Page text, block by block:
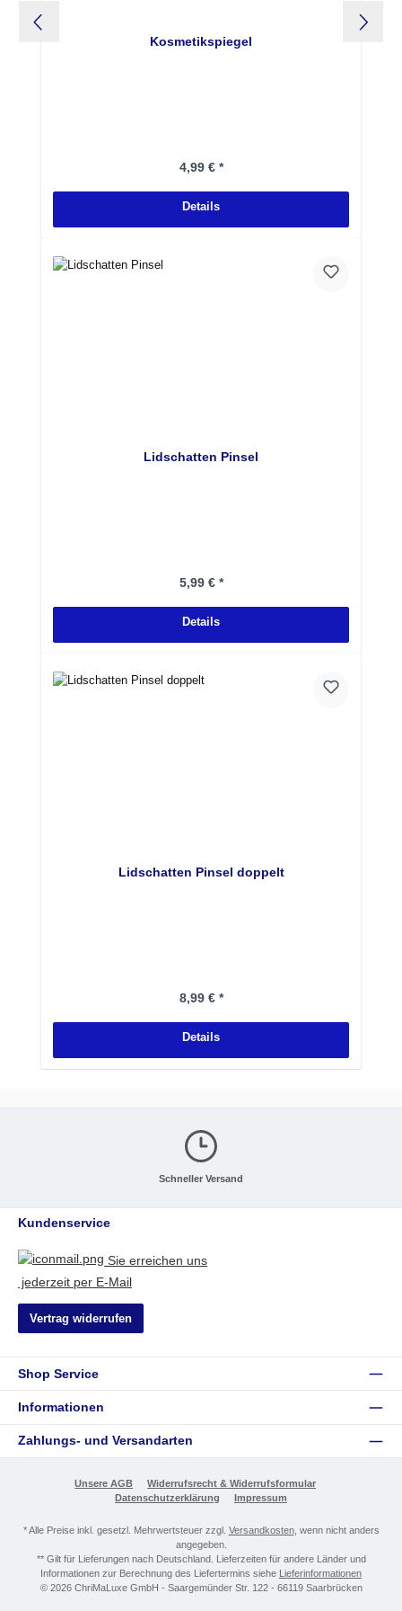
Kosmetikspiegel
Regulärer Preis:
4,99 € *
Details
Lidschatten Pinsel
Regulärer Preis:
5,99 € *
Details
Lidschatten Pinsel doppelt
Regulärer Preis:
8,99 € *
Details
Schneller Versand
Kundenservice
Sie erreichen uns
jederzeit per E-Mail
Vertrag widerrufen
Shop Service
Informationen
Zahlungs- und Versandarten
Unsere AGB
Widerrufsrecht & Widerrufsformular
Datenschutzerklärung
Impressum
* Alle Preise inkl. gesetzl. Mehrwertsteuer zzgl. Versandkosten, wenn nicht anders
angegeben.
** Gilt für Lieferungen nach Deutschland. Lieferzeiten für andere Länder und
Informationen zur Berechnung des Liefertermins siehe Lieferinformationen
© 2026 ChriMaLuxe GmbH - Saargemünder Str. 122 - 66119 Saarbrücken